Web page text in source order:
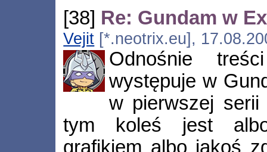
[38] Re: Gundam w
Vejit [*.neotrix.eu],
Odnośnie
występuje w
w pierwszej
tym koleś jest
grafikiem albo jakoś